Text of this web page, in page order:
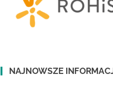
NAJNOWSZE